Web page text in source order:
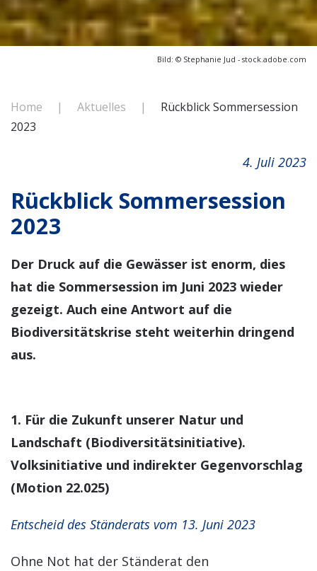
Bild: © Stephanie Jud - stock.adobe.com
Home Aktuelles
Rückblick Sommersession
2023
4. Juli 2023
Rückblick Sommersession
2023
Der Druck auf die Gewässer ist enorm, dies
hat die Sommersession im Juni 2023 wieder
gezeigt. Auch eine Antwort auf die
Biodiversitätskrise steht weiterhin dringend
aus.
1. Für die Zukunft unserer Natur und
Landschaft (Biodiversitätsinitiative).
Volksinitiative und indirekter Gegenvorschlag
(Motion 22.025)
Entscheid des Ständerats vom 13. Juni 2023
Ohne Not hat der Ständerat den